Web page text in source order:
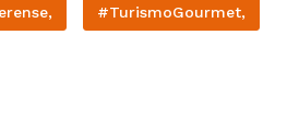
#TurismoGourmet,